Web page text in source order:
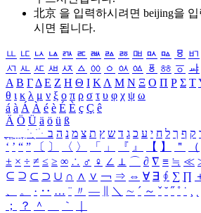
北京 을 입력하시려면 beijing을 입
시면 됩니다.
ㅥ ㅦ ㅧ ㅨ ㅩ ㅪ ㅫ ㅬ ㅭ ㅮ ㅯ ㅰ ㅱ ㅲ
ㅺ ㅻ ㅼ ㅽ ㅾ ㅿ ㆀ ㆁ ㆂ ㆃ ㆄ ㆅ ㆆ ㆇ
Α Β ΓΔ Ε Ζ Η Θ Ι ΚΛ Μ Ν Ξ Ο Π Ρ Σ Τ
θ ι κ λ μ ν ξ ο π ρ σ τ υ φ χ ψ ω
á à Á À é è É È ç Ç ê
Ä Ö Ü ä ö ü ß
ִֶֹ ֻּ ׁׂ ק ף ך ל ח י ע כ ג ד ש ץ ת צ מ נ ה ב
‘ ’ “ ” 〔 〕 〈 〉 「 」 『 』 【 】 ＂ （
± × ÷ ≠ ≤ ≥ ∞ ∴ ♂ ♀ ∠ ⊥ ⌒ ∂ ∇ ≡ ≒ ≪
⊆ ⊇ ⊂ ⊃ ∪ ∩ ∧ ∨ ￢ ⇒ ⇔ ∀ ∃ ∮ ∑ ∏
、
。 · ‥ … ¨ 〃 ― ＼ ∼ ´ ～ ˇ ˘ ˝ ˚ ˙ ¸
；
？ ＾ ｀